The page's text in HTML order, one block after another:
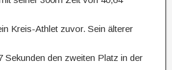
Kreis-Athlet zuvor. Sein älterer
Sekunden den zweiten Platz in der